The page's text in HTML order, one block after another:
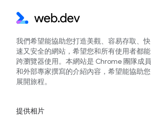
我們希望能協助您打造美觀、容易存取、快
速又安全的網站，希望您和所有使用者都能
跨瀏覽器使用。本網站是 Chrome 團隊成員
和外部專家撰寫的介紹內容，希望能協助您
展開旅程。
提供相片